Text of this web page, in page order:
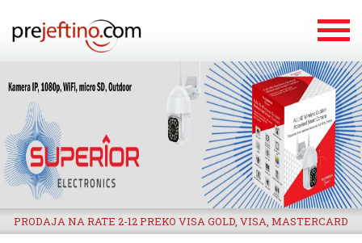
PRODAJA NA RATE 2-12 PREKO VISA GOLD, VISA, MASTERCARD